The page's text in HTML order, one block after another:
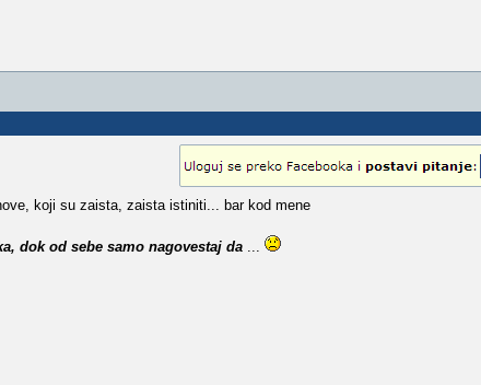
koji su zaista, zaista istiniti... bar kod mene
dok od sebe samo nagovestaj da ...